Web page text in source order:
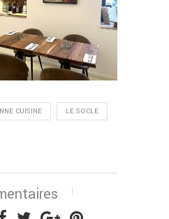
CUISINE LE SOCLE